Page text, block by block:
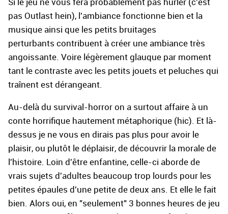
pas Outlast hein), l'ambiance fonctionne bien et la
musique ainsi que les petits bruitages
perturbants contribuent à créer une ambiance très
angoissante. Voire légèrement glauque par moment
tant le contraste avec les petits jouets et peluches qui
traînent est dérangeant.
Au-delà du survival-horror on a surtout affaire à un
conte horrifique hautement métaphorique (hic). Et là-
dessus je ne vous en dirais pas plus pour avoir le
plaisir, ou plutôt le déplaisir, de découvrir la morale de
l'histoire. Loin d'être enfantine, celle-ci aborde de
vrais sujets d'adultes beaucoup trop lourds pour les
petites épaules d'une petite de deux ans. Et elle le fait
bien. Alors oui, en "seulement" 3 bonnes heures de jeu